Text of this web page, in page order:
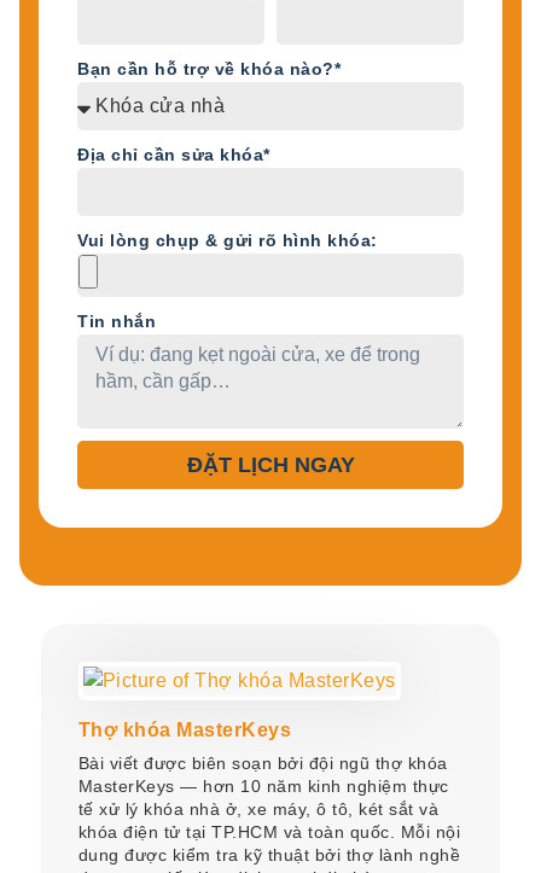
Bạn cần hỗ trợ về khóa nào?*
Địa chỉ cần sửa khóa*
Vui lòng chụp & gửi rõ hình khóa:
Tin nhắn
ĐẶT LỊCH NGAY
Thợ khóa MasterKeys
Bài viết được biên soạn bởi đội ngũ thợ khóa
MasterKeys — hơn 10 năm kinh nghiệm thực
tế xử lý khóa nhà ở, xe máy, ô tô, két sắt và
khóa điện tử tại TP.HCM và toàn quốc. Mỗi nội
dung được kiểm tra kỹ thuật bởi thợ lành nghề